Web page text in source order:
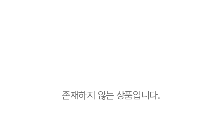
존재하지 않는 상품입니다.